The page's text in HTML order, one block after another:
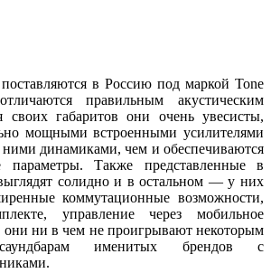
в Россию под маркой Tone
правильным акустическим
своих габаритов они очень увесисты,
мощными встроенными усилителями
динамиками, чем и обеспечиваются
параметры. Также представленные в
солидно и в остальном — у них
коммутационные возможности,
управление через мобильное
ни в чем не проигрывают некоторым
именитых брендов с